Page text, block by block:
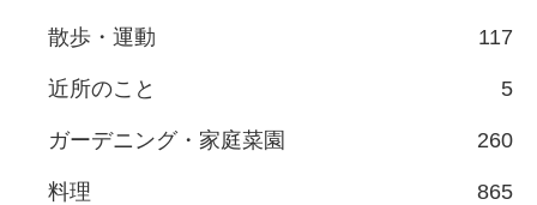
散歩・運動 117
近所のこと 5
ガーデニング・家庭菜園 260
料理 865